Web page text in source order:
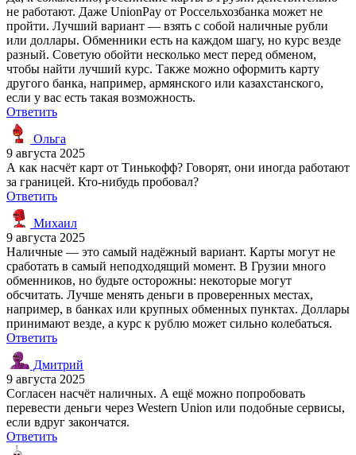
не работают. Даже UnionPay от Россельхозбанка может не
пройти. Лучший вариант — взять с собой наличные рубли
или доллары. Обменники есть на каждом шагу, но курс везде
разный. Советую обойти несколько мест перед обменом,
чтобы найти лучший курс. Также можно оформить карту
другого банка, например, армянского или казахстанского,
если у вас есть такая возможность.
Ответить
Ольга
9 августа 2025
А как насчёт карт от Тинькофф? Говорят, они иногда работают
за границей. Кто-нибудь пробовал?
Ответить
Михаил
9 августа 2025
Наличные — это самый надёжный вариант. Карты могут не
сработать в самый неподходящий момент. В Грузии много
обменников, но будьте осторожны: некоторые могут
обсчитать. Лучше менять деньги в проверенных местах,
например, в банках или крупных обменных пунктах. Доллары
принимают везде, а курс к рублю может сильно колебаться.
Ответить
Дмитрий
9 августа 2025
Согласен насчёт наличных. А ещё можно попробовать
перевести деньги через Western Union или подобные сервисы,
если вдруг закончатся.
Ответить